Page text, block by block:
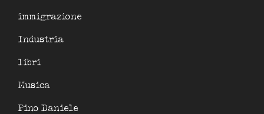
immigrazione
Industria
libri
Musica
Pino Daniele